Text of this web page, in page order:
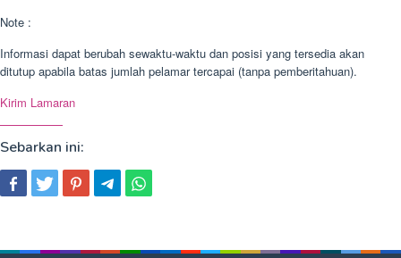
Note :
Informasi dapat berubah sewaktu-waktu dan posisi yang tersedia akan
ditutup apabila batas jumlah pelamar tercapai (tanpa pemberitahuan).
Kirim Lamaran
Sebarkan ini: